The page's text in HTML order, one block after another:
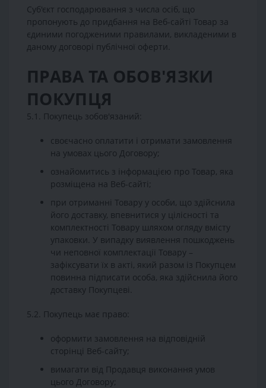
Суб'єкт господарювання з числа осіб, що
пропонують до придбання на Веб-сайті Товар за
єдиними погодженими правилами, викладеними в
даному договорі публічної оферти.
ПРАВА ТА ОБОВ'ЯЗКИ
ПОКУПЦЯ
5.1. Покупець зобов'язаний:
своєчасно оплатити і отримати замовлення
на умовах цього Договору;
ознайомитись з інформацією про Товар, яка
розміщена на Веб-сайті;
при отриманні Товару у особи, що здійснила
його доставку, впевнитися у цілісності та
комплектності Товару шляхом огляду вмісту
упаковки. У випадку виявлення пошкоджень
чи неповної комплектації Товару –
зафіксувати їх в акті, який разом із Покупцем
повинна підписати особа, яка здійснила його
доставку Покупцеві.
5.2. Покупець має право:
оформити замовлення на відповідній
сторінці Веб-сайту;
вимагати від Продавця виконання умов
цього Договору;